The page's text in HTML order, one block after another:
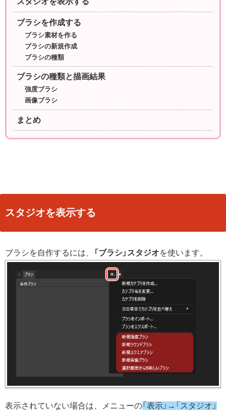
ブラシを作成する
ブラシ素材を作る
ブラシの新規作成
ブラシの種類
ブラシの種類と描画結果
強度ブラシ
画像ブラシ
まとめ
スタジオを表示する
ブラシを自作するには、 「ブラシ」スタジオを使います。
表示されていない場合は、メニューの「表示」→「スタジオ」